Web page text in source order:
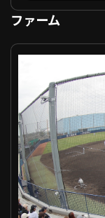
ファーム
ファーム オリックス VS 阪神